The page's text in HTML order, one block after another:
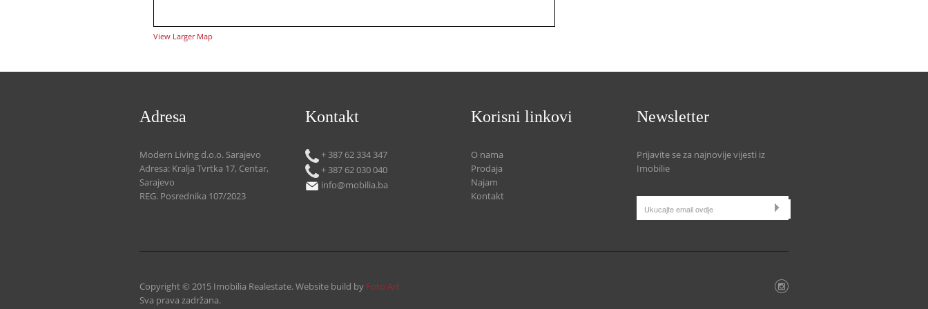
View Larger Map
Adresa
Modern Living d.o.o. Sarajevo
Adresa: Kralja Tvrtka 17, Centar,
Sarajevo
REG. Posrednika 107/2023
Kontakt
+ 387 62 334 347
+ 387 62 030 040
info@mobilia.ba
Korisni linkovi
O nama
Prodaja
Najam
Kontakt
Newsletter
Prijavite se za najnovije vijesti iz
Imobilie
Copyright © 2015 Imobilia Realestate. Website build by Foto Art
Sva prava zadržana.